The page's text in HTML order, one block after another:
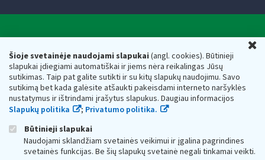
Šioje svetainėje naudojami slapukai(angl. cookies). Būtinieji
slapukai įdiegiami automatiškai ir jiems nėra reikalingas Jūsų
sutikimas. Taip pat galite sutikti ir su kitų slapukų naudojimu. Savo
sutikimą bet kada galėsite atšaukti pakeisdami interneto naršyklės
nustatymus ir ištrindami įrašytus slapukus. Daugiau informacijos
Slapukų politika
; Privatumo politika.
Būtinieji slapukai
Naudojami sklandžiam svetainės veikimui ir įgalina pagrindines
svetainės funkcijas. Be šių slapukų svetainė negali tinkamai veikti.
Respublikos finansų ministerijos
Biudžetinė įstaiga. Juridinio asmens kodas — 188659752,
adresas: Vasario 16-osios g. 14, 01107 Vilnius, Lietuva, el.paštas:
vmi@vmi.lt, E. pristatymo dėžutės adresas 188659752
Duomenys apie Valstybinę mokesčių inspekciją prie Lietuvos
Respublikos finansų ministerijos kaupiami ir saugomi Juridinių